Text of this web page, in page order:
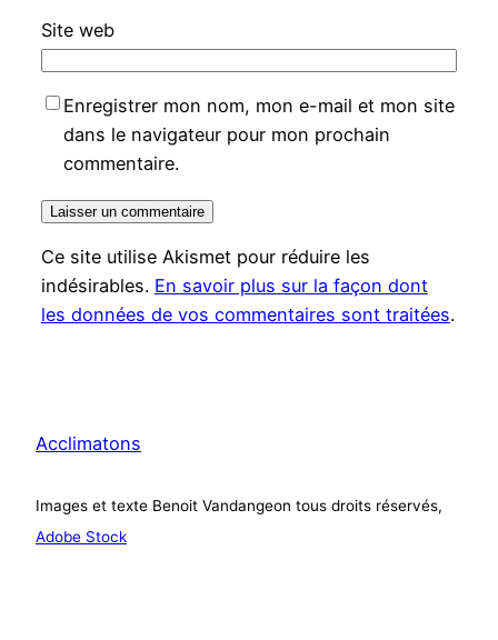
Site web
Enregistrer mon nom, mon e-mail et mon site
dans le navigateur pour mon prochain
commentaire.
Ce site utilise Akismet pour réduire les
indésirables. En savoir plus sur la façon dont
les données de vos commentaires sont traitées.
Acclimatons
Images et texte Benoit Vandangeon tous droits réservés,
Adobe Stock